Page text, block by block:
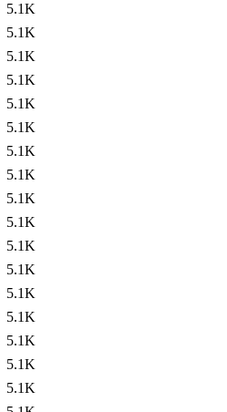
5.1K
5.1K
5.1K
5.1K
5.1K
5.1K
5.1K
5.1K
5.1K
5.1K
5.1K
5.1K
5.1K
5.1K
5.1K
5.1K
5.1K